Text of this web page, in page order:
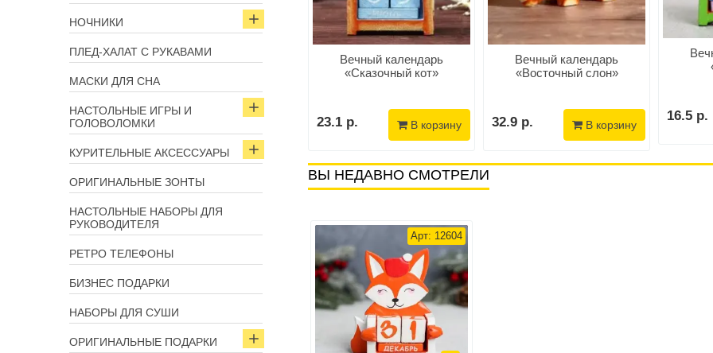
НОЧНИКИ
ПЛЕД-ХАЛАТ С РУКАВАМИ
МАСКИ ДЛЯ СНА
НАСТОЛЬНЫЕ ИГРЫ И
ГОЛОВОЛОМКИ
КУРИТЕЛЬНЫЕ АКСЕССУАРЫ
ОРИГИНАЛЬНЫЕ ЗОНТЫ
НАСТОЛЬНЫЕ НАБОРЫ ДЛЯ
РУКОВОДИТЕЛЯ
РЕТРО ТЕЛЕФОНЫ
БИЗНЕС ПОДАРКИ
НАБОРЫ ДЛЯ СУШИ
ОРИГИНАЛЬНЫЕ ПОДАРКИ
календарь
В корзину
Вечный календарь «Кошка»
36.9 р. В корзину
Вечный календарь
«Сказочный кот»
23.1 р. В корзину
Вечный календарь
«Восточный слон»
32.9 р. В корзину
16.5 р.
ВЫ НЕДАВНО СМОТРЕЛИ
Арт: 12604